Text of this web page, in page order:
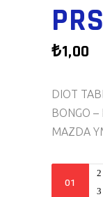
₺1,00
DIOT
BONGO –
MAZDA